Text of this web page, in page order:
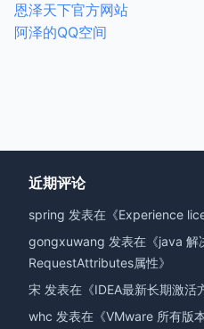
恩泽天下官方网站
阿泽的QQ空间
近期评论
spring 发表在《Experience
gongxuwang 发表在《java 解
RequestAttributes属性》
宋 发表在《IDEA最新长期激活
whc 发表在《VMware 所有版